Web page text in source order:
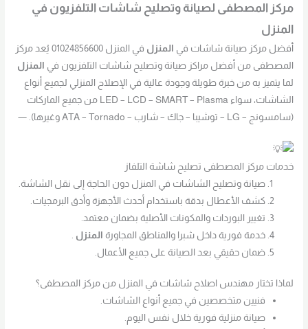
مركز المصطفى لصيانة وتصليح شاشات التلفزيون في
المنزل
أفضل مركز صيانة شاشات في المنزل
في المنزل 01024856600 يُعد مركز
المصطفى من أفضل مراكز صيانة وتصليح شاشات التلفزيون في
المنزل
لما يتميز به من خبرة طويلة وجودة عالية في الإصلاح المنزلي لجميع أنواع
الشاشات، سواء LED – LCD – SMART – Plasma من جميع الماركات
(سامسونج – LG – توشيبا – جاك – شارب – ATA – Tornado وغيرها). —
خدمات مركز المصطفى تصليح شاشة التلفاز
صيانة وتصليح الشاشات في المنزل دون الحاجة إلى نقل الشاشة.
كشف الأعطال بدقة باستخدام أحدث الأجهزة وأدق البرمجيات.
تغيير البوردات والمكونات الأصلية بضمان معتمد.
خدمة فورية داخل شبرا والمناطق المجاورة المنزل
ضمان حقيقي بعد الصيانة على جميع الأعمال.
لماذا تختار مهندس اصلاح شاشات في المنزل من مركز المصطفى؟
فنيين متخصصين في جميع أنواع الشاشات.
صيانة منزلية فورية خلال نفس اليوم.